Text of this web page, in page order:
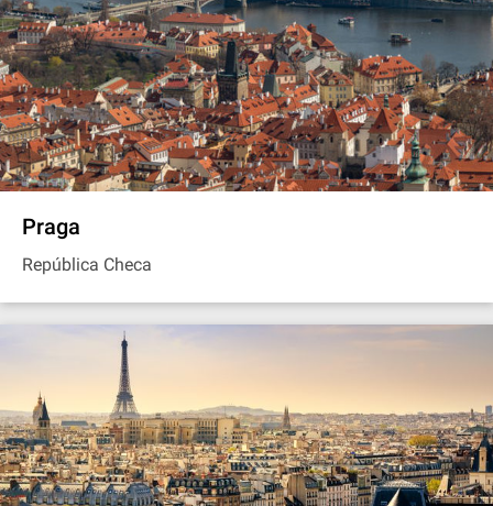
Praga
República Checa